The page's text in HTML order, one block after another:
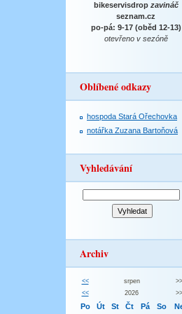
bikeservisdrop zavináč
seznam.cz
po-pá: 9-17 (oběd 12-13)
otevřeno v sezóně
Oblíbené odkazy
hospoda Stará Ořechovka
notářka Zuzana Bartoňová
Vyhledávání
Archiv
<< srpen
>>
<<
2026 >>
Po Út St Čt Pá So